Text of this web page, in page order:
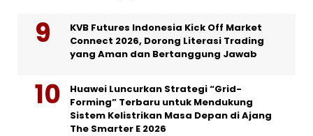
KVB Futures Indonesia Kick Off Market
Connect 2026, Dorong Literasi Trading
yang Aman dan Bertanggung Jawab
Huawei Luncurkan Strategi “Grid-
Forming” Terbaru untuk Mendukung
Sistem Kelistrikan Masa Depan di Ajang
The Smarter E 2026